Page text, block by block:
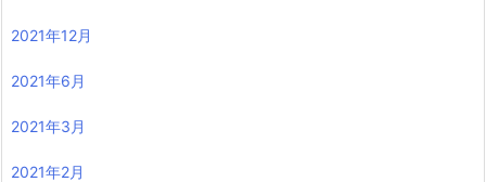
2021年12月
2021年6月
2021年3月
2021年2月